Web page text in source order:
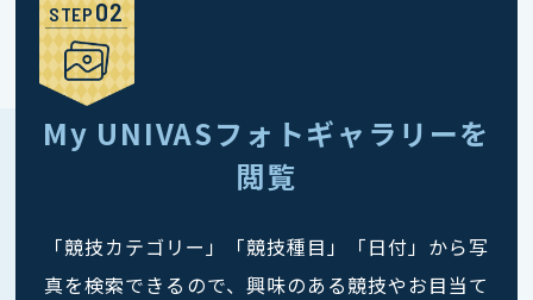
STEP
My UNIVASフォトギャラリーを
閲覧
「競技カテゴリー」「競技種目」「日付」から写
真を検索できるので、興味のある競技やお目当て